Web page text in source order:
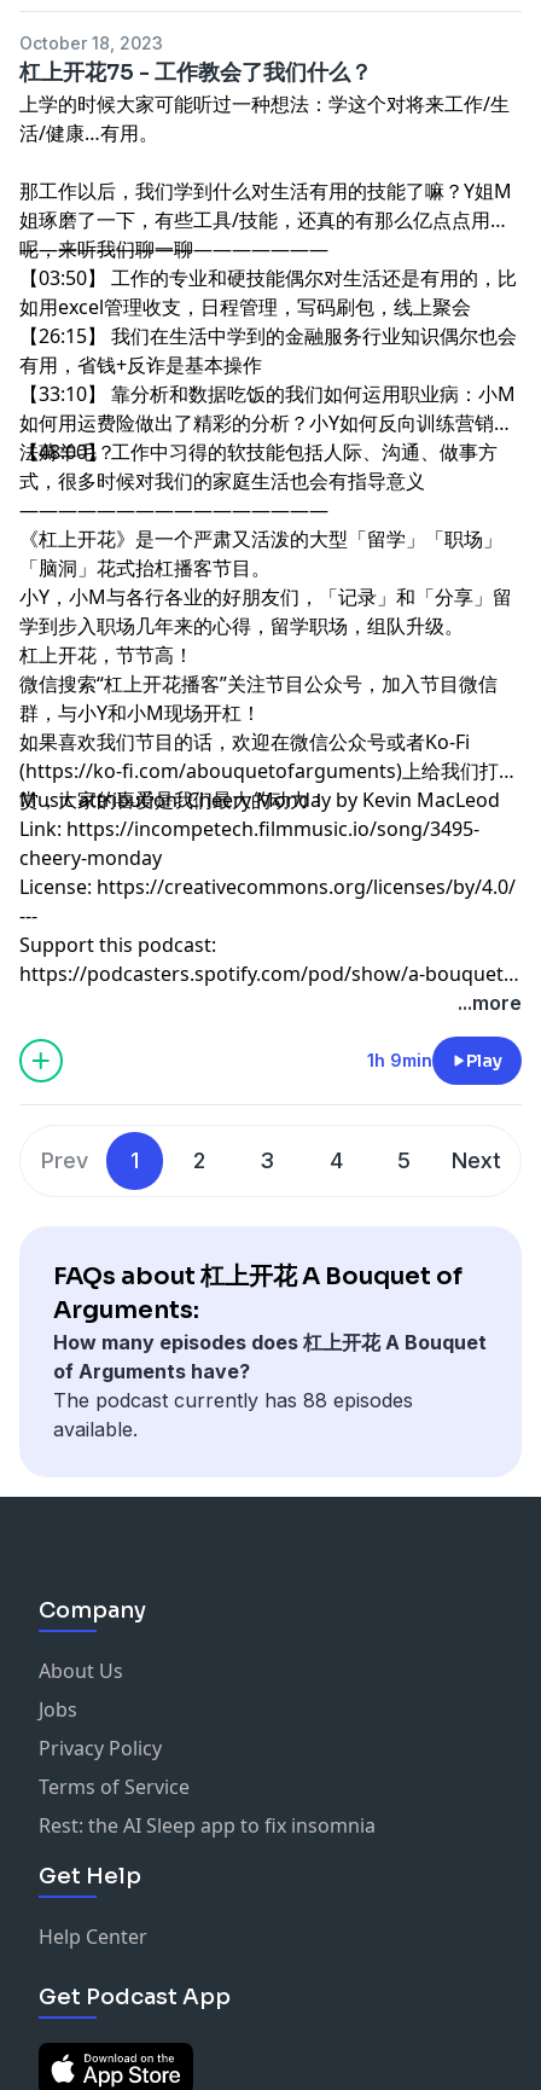
October 18, 2023
杠上开花75 - 工作教会了我们什么？
上学的时候大家可能听过一种想法：学这个对将来工作/生
活/健康…有用。
那工作以后，我们学到什么对生活有用的技能了嘛？Y姐M
姐琢磨了一下，有些工具/技能，还真的有那么亿点点用
呢，来听我们聊一聊
————————————————
【03:50】 工作的专业和硬技能偶尔对生活还是有用的，比
如用excel管理收支，日程管理，写码刷包，线上聚会
【26:15】 我们在生活中学到的金融服务行业知识偶尔也会
有用，省钱+反诈是基本操作
【33:10】 靠分析和数据吃饭的我们如何运用职业病：小M
如何用运费险做出了精彩的分析？小Y如何反向训练营销算
法薅羊毛？
【48:00】 工作中习得的软技能包括人际、沟通、做事方
式，很多时候对我们的家庭生活也会有指导意义
————————————————
《杠上开花》是一个严肃又活泼的大型「留学」「职场」
「脑洞」花式抬杠播客节目。
小Y，小M与各行各业的好朋友们，「记录」和「分享」留
学到步入职场几年来的心得，留学职场，组队升级。
杠上开花，节节高！
微信搜索“杠上开花播客”关注节目公众号，加入节目微信
群，与小Y和小M现场开杠！
如果喜欢我们节目的话，欢迎在微信公众号或者Ko-Fi
(https://ko-fi.com/abouquetofarguments)上给我们打
赏，大家的喜爱是我们最大的动力！
Music attribution: Cheery Monday by Kevin MacLeod
Link: https://incompetech.filmmusic.io/song/3495-
cheery-monday
License: https://creativecommons.org/licenses/by/4.0/
---
Support this podcast:
https://podcasters.spotify.com/pod/show/a-bouquet-
...more
1h 9min Play
Prev 1 2 3 4 5 Next
FAQs about 杠上开花 A Bouquet of
Arguments:
How many episodes does 杠上开花 A Bouquet
of Arguments have?
The podcast currently has 88 episodes
available.
Company
About Us
Jobs
Privacy Policy
Terms of Service
Rest: the AI Sleep app to fix insomnia
Get Help
Help Center
Get Podcast App